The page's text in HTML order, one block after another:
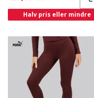
Halv pris eller mindre